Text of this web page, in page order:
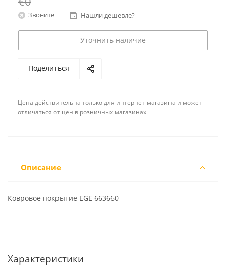
Звоните Нашли дешевле?
Уточнить наличие
Поделиться
Цена действительна только для интернет-магазина и может
отличаться от цен в розничных магазинах
Описание
Ковровое покрытие EGE 663660
Характеристики